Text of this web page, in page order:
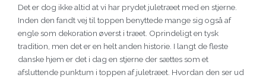
Det er dog ikke altid at vi har prydet juletræet med en stjerne.
Inden den fandt vej til toppen benyttede mange sig også af
engle som dekoration øverst i træet. Oprindeligt en tysk
tradition, men det er en helt anden historie. I langt de fleste
danske hjem er det i dag en stjerne der sættes som et
afsluttende punktum i toppen af juletræet. Hvordan den ser ud